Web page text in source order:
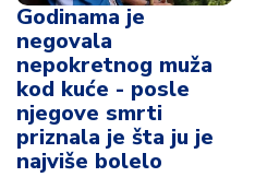
Godinama je
negovala
nepokretnog muža
kod kuće - posle
njegove smrti
priznala je šta ju je
najviše bolelo